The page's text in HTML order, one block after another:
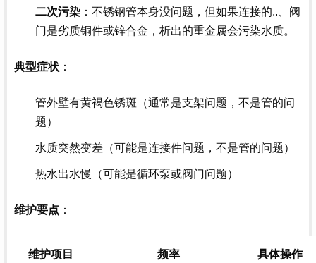
二次污染 ：不锈钢管本身没问题，但如果连接的..、阀
门是劣质铜件或锌合金，析出的重金属会污染水质。
典型症状 ：
管外壁有黄褐色锈斑（通常是支架问题，不是管的问
题）
水质突然变差（可能是连接件问题，不是管的问题）
热水出水慢（可能是循环泵或阀门问题）
维护要点 ：
维护项目 频率 具体操作